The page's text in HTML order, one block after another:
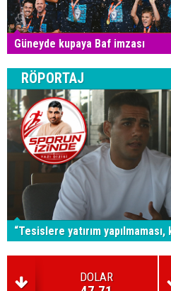
Güneyde kupaya Baf imzası
RÖPORTAJ
“Tesislere yatırım
DOLAR